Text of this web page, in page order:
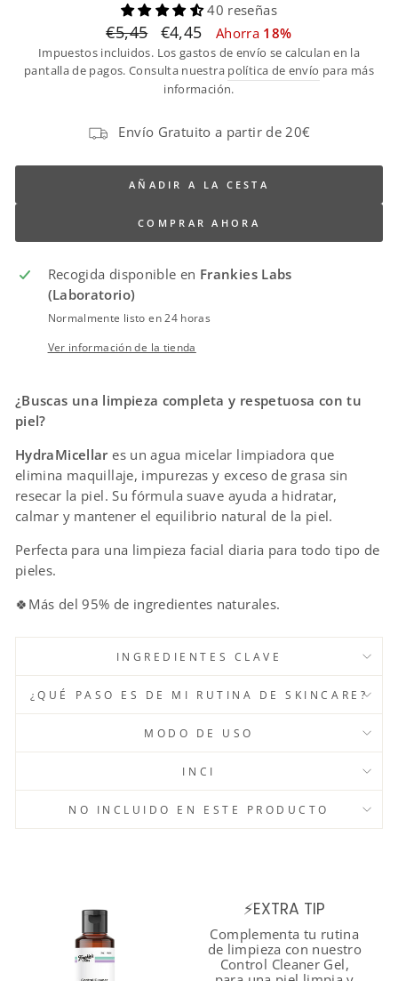
40 reseñas
Translation
missing:
es.products.general.regular_price
€5,45
Translation
missing:
es.products.general.sale_price
€4,45 Ahorra 18%
Impuestos incluidos. Los gastos de envío se calculan en la
pantalla de pagos. Consulta nuestra política de envío para más
información.
Envío Gratuito a partir de 20€
AÑADIR A LA CESTA
COMPRAR AHORA
Recogida disponible en Frankies Labs
(Laboratorio)
Normalmente listo en 24 horas
Ver información de la tienda
¿Buscas una limpieza completa y respetuosa con tu
piel?
HydraMicellares un agua micelar limpiadora que
elimina maquillaje, impurezas y exceso de grasa sin
resecar la piel. Su fórmula suave ayuda a hidratar,
calmar y mantener el equilibrio natural de la piel.
Perfecta para una limpieza facial diaria para todo tipo de
pieles.
🍀Más del 95% de ingredientes naturales.
INGREDIENTES CLAVE
¿QUÉ PASO ES DE MI RUTINA DE SKINCARE?
MODO DE USO
INCI
NO INCLUIDO EN ESTE PRODUCTO
⚡EXTRA TIP
Complementa tu rutina
de limpieza con nuestro
Control Cleaner Gel,